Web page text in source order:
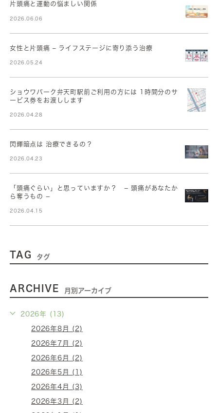
片頭痛と運動の悩ましい関係
2026.06.06
女性と片頭痛 – ライフステージに寄り添う治療
2026.05.24
ショウワパーク弁天町駅前ご利用の方には 1時間分のサ
ービス券をお渡しします
2026.04.28
閃輝暗点は 治療できるの？
2026.04.23
「頭痛ぐらい」と思っていますか？ − 頭痛があなたか
ら奪うもの −
2026.04.15
TAG タグ
ARCHIVE 月別アーカイブ
2026年 (13)
2026年8月 (2)
2026年7月 (2)
2026年6月 (2)
2026年5月 (1)
2026年4月 (3)
2026年3月 (2)